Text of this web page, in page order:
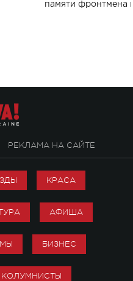
памяти фронтмена
РЕКЛАМА НА САЙТЕ
КРАСА
АФИША
БИЗНЕС
КОЛУМНИСТЫ